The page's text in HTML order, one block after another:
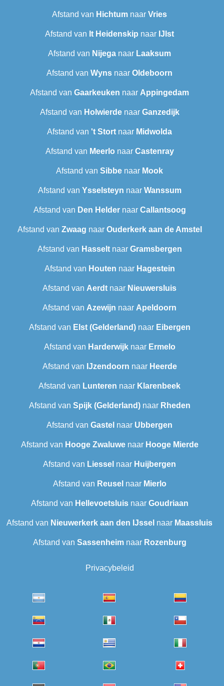
Afstand van Hichtum naar Vries
Afstand van It Heidenskip naar IJlst
Afstand van Nijega naar Laaksum
Afstand van Wyns naar Oldeboorn
Afstand van Gaarkeuken naar Appingedam
Afstand van Holwierdenaar Ganzedijk
Afstand van 't Stort naar Midwolda
Afstand van Meerlo naar Castenray
Afstand van Sibbe naar Mook
Afstand van Ysselsteyn naar Wanssum
Afstand van Den Heldernaar Callantsoog
Afstand van Zwaag naar Ouderkerk aan de Amstel
Afstand van Hasseltnaar Gramsbergen
Afstand van Houten naar Hagestein
Afstand van Aerdt naar Nieuwersluis
Afstand van Azewijn naar Apeldoorn
Afstand van Elst (Gelderland)naar Eibergen
Afstand van Harderwijknaar Ermelo
Afstand van IJzendoorn naar Heerde
Afstand van Lunteren naar Klarenbeek
Afstand van Spijk (Gelderland)naar Rheden
Afstand van Gastel naar Ubbergen
Afstand van Hooge Zwaluwenaar Hooge Mierde
Afstand van Liessel naar Huijbergen
Afstand van Reusel naar Mierlo
Afstand van Hellevoetsluisnaar Goudriaan
Afstand van Nieuwerkerk aan den IJssel naar Maassluis
Afstand van Sassenheimnaar Rozenburg
Privacybeleid